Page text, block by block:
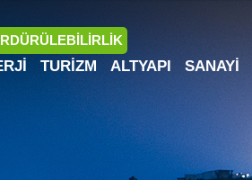
TURIZM ALTYAPI SANAYI